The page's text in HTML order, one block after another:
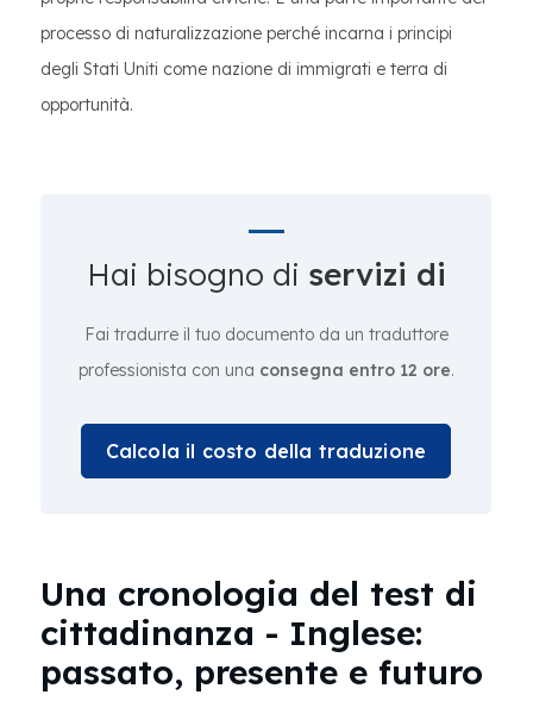
processo di naturalizzazione perché incarna i principi
degli Stati Uniti come nazione di immigrati e terra di
opportunità.
Hai bisogno di servizi di
Fai tradurre il tuo documento da un traduttore
professionista con una consegna entro 12 ore.
Calcola il costo della traduzione
Una cronologia del test di
cittadinanza - Inglese:
passato, presente e futuro